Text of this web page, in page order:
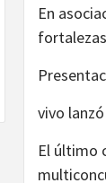
En
vivo
El último